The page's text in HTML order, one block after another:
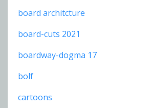
board architcture
board-cuts 2021
boardway-dogma 17
bolf
cartoons